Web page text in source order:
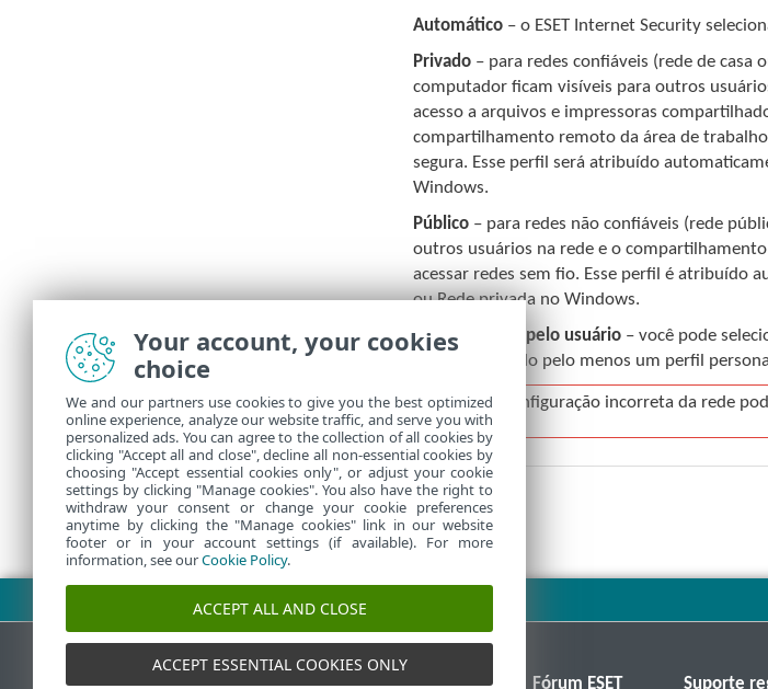
Automático – o ESET Internet Security
Privado – para redes confiáveis (rede de
computador ficam visíveis para outros
acesso a arquivos e impressoras
compartilhamento remoto da área de trabalho
segura. Esse perfil será atribuído
Windows.
Público – para redes não confiáveis (rede
outros usuários na rede e o
acessar redes sem fio. Esse perfil é atribuído
ou Rede privada no Windows.
Perfil definido pelo usuário – você pode
você tiver criado pelo menos um perfil
Uma configuração incorreta da rede
Base de conhecimento da ESET Fórum ESET Suporte
Your account, your cookies
choice
We and our partners use cookies to give you the best optimized
online experience, analyze our website traffic, and serve you with
personalized ads. You can agree to the collection of all cookies by
clicking "Accept all and close", decline all non-essential cookies by
choosing "Accept essential cookies only", or adjust your cookie
settings by clicking "Manage cookies". You also have the right to
withdraw your consent or change your cookie preferences
anytime by clicking the "Manage cookies" link in our website
footer or in your account settings (if available). For more
information, see ourCookie Policy.
ACCEPT ALL AND CLOSE
ACCEPT ESSENTIAL COOKIES ONLY